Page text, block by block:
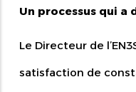
Un processus qui a
Le Directeur de
satisfaction de